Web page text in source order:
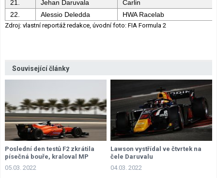
21.
Jehan Daruvala
Carlin
22.
Alessio Deledda HWA Racelab
Zdroj: vlastní reportáž redakce, úvodní foto: FIA Formula 2
Související články
Poslední den testů F2 zkrátila
písečná bouře, kraloval MP
Motorsport
05.03. 2022
Lawson vystřídal ve čtvrtek na
čele Daruvalu
04.03. 2022